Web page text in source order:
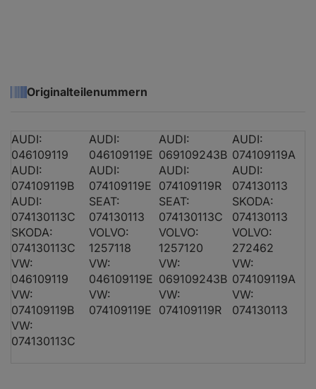
VW TRANSPORTER T4 Kasten (70A, 70H, 7DA, 7DH)
VW TRANSPORTER T4 Pritsche/Fahrgestell (70E, 70L,
VW TRANSPORTER T4 Pritsche/Fahrgestell (70E, 70L,
VW TRANSPORTER T4 Pritsche/Fahrgestell (70E, 70L,
Originalteilenummern
AUDI:
046109119
AUDI:
046109119E
AUDI:
069109243B
AUDI:
074109119A
AUDI:
074109119B
AUDI:
074109119E
AUDI:
074109119R
AUDI:
074130113
AUDI:
074130113C
SEAT:
074130113
SEAT:
074130113C
SKODA:
074130113
SKODA:
074130113C
VOLVO:
1257118
VOLVO:
1257120
VOLVO:
272462
VW:
046109119
VW:
046109119E
VW:
069109243B
VW:
074109119A
VW:
074109119B
VW:
074109119E
VW:
074109119R
VW:
074130113
VW:
074130113C